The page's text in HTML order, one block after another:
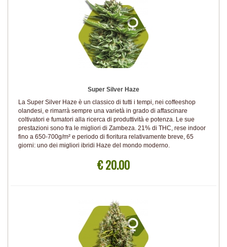
Super Silver Haze
La Super Silver Haze è un classico di tutti i tempi, nei coffeeshop
olandesi, e rimarrà sempre una varietà in grado di affascinare
coltivatori e fumatori alla ricerca di produttività e potenza. Le sue
prestazioni sono fra le migliori di Zambeza. 21% di THC, rese indoor
fino a 650-700g/m² e periodo di fioritura relativamente breve, 65
giorni: uno dei migliori ibridi Haze del mondo moderno.
€ 20.00